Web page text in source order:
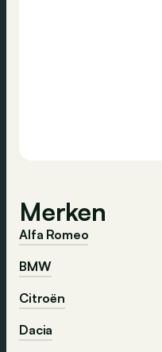
Merken
Alfa Romeo
BMW
Citroën
Dacia